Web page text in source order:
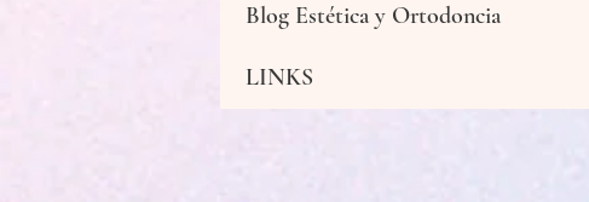
Blog Estética y Ortodoncia
LINKS